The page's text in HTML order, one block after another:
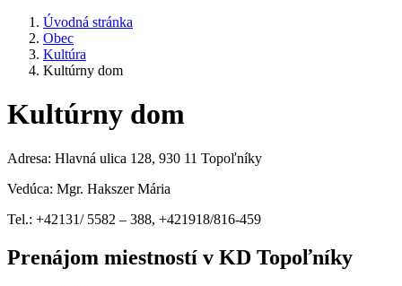
Úvodná stránka
Obec
Kultúra
Kultúrny dom
Kultúrny dom
Adresa: Hlavná ulica 128, 930 11 Topoľníky
Vedúca: Mgr. Hakszer Mária
Tel.: +42131/ 5582 – 388, +421918/816-459
Prenájom miestností v KD Topoľníky